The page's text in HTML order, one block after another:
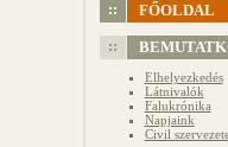
FŐOLDAL
Elhelyezkedés
Látnivalók
Falukrónika
Napjaink
Civil